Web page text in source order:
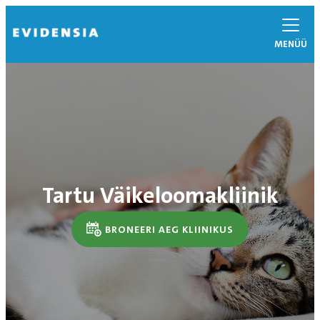
MENÜÜ
Tartu Väikeloomakliinik
BRONEERI AEG KLIINIKUS